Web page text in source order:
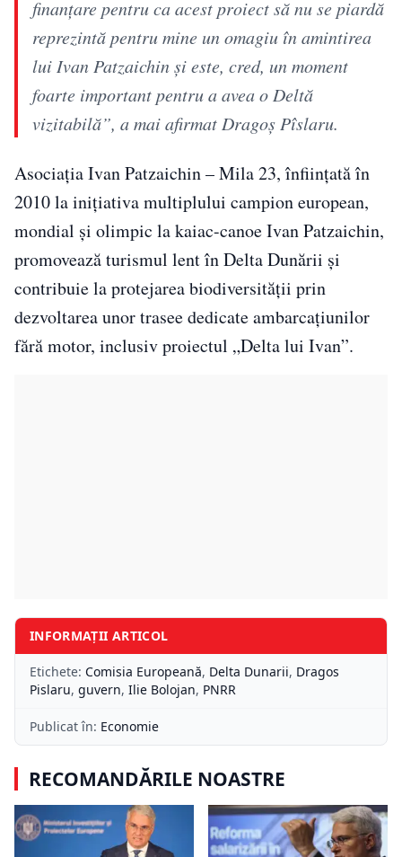
finanţare pentru ca acest proiect să nu se piardă
reprezintă pentru mine un omagiu în amintirea
lui Ivan Patzaichin şi este, cred, un moment
foarte important pentru a avea o Deltă
vizitabilă”, a mai afirmat Dragoş Pîslaru.
Asociația Ivan Patzaichin – Mila 23, înființată în
2010 la inițiativa multiplului campion european,
mondial și olimpic la kaiac-canoe Ivan Patzaichin,
promovează turismul lent în Delta Dunării și
contribuie la protejarea biodiversității prin
dezvoltarea unor trasee dedicate ambarcațiunilor
fără motor, inclusiv proiectul „Delta lui Ivan”.
INFORMAȚII ARTICOL
Etichete: Comisia Europeană, Delta Dunarii, Dragos
Pislaru, guvern, Ilie Bolojan, PNRR
Publicat în: Economie
RECOMANDĂRILE NOASTRE